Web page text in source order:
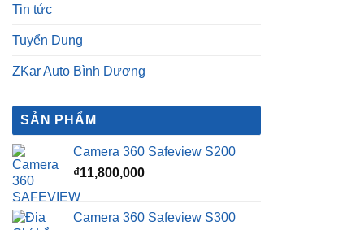
Tin tức
Tuyển Dụng
ZKar Auto Bình Dương
SẢN PHẨM
Camera 360 Safeview S200
₫11,800,000
Camera 360 Safeview S300